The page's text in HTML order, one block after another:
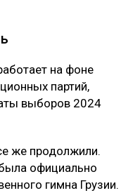
на фоне
партий,
выборов 2024
же продолжили.
официально
гимна Грузии.